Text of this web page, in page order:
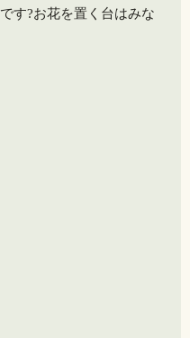
す?️お花を置く台はみな